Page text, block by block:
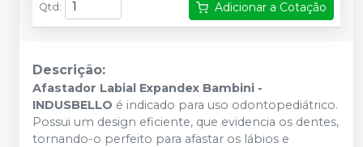
Qtd : Adicionar a Cotação
Descrição:
Afastador Labial Expandex Bambini -
INDUSBELLO é indicado para uso odontopediátrico.
Possui um design eficiente, que evidencia os dentes,
tornando-o perfeito para afastar os lábios e